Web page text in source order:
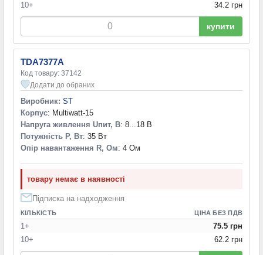
10+
34.2 грн
купити
TDA7377A
Код товару: 37142
Додати до обраних
Виробник: ST
Корпус: Multiwatt-15
Напруга живлення Uпит, В: 8...18 В
Потужність P, Вт: 35 Вт
Опір навантаження R, Ом: 4 Ом
товару немає в наявності
Підписка на надходження
КІЛЬКІСТЬ ЦІНА БЕЗ ПДВ
1+
75.5 грн
10+
62.2 грн